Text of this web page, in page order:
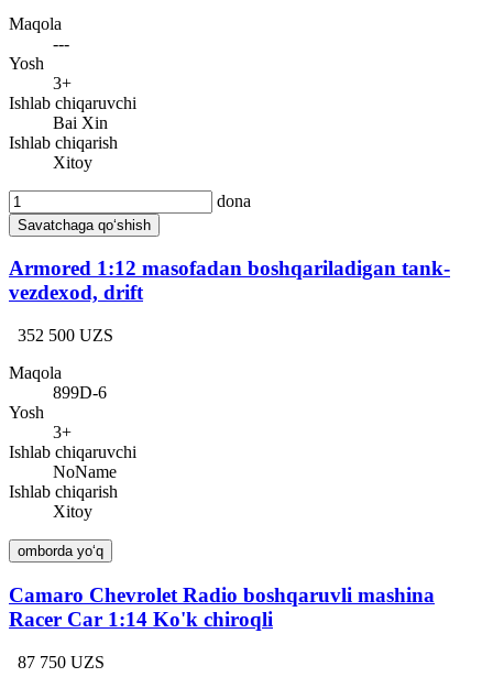
Maqola
---
Yosh
3+
Ishlab chiqaruvchi
Bai Xin
Ishlab chiqarish
Xitoy
dona
Savatchaga qo‘shish
Armored 1:12 masofadan boshqariladigan tank-
vezdexod, drift
352 500 UZS
Maqola
899D-6
Yosh
3+
Ishlab chiqaruvchi
NoName
Ishlab chiqarish
Xitoy
omborda yo‘q
Camaro Chevrolet Radio boshqaruvli mashina
Racer Car 1:14 Ko'k chiroqli
87 750 UZS